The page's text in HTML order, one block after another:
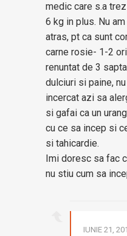
medic care s.a
6 kg in plus. Nu
atras, pt ca sunt
carne rosie- 1-2
renuntat de 3
dulciuri si paine,
incercat azi sa
si gafai ca un
cu ce sa incep si
si tahicardie.
Imi doresc sa fac
nu stiu cum sa
IUNIE 21,